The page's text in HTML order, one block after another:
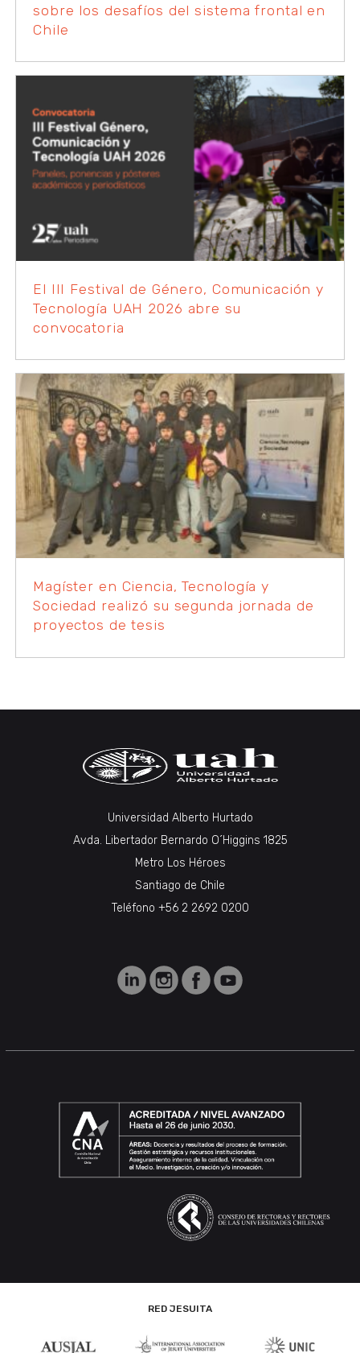
sobre los desafíos del sistema frontal en
Chile
El III Festival de Género, Comunicación y
Tecnología UAH 2026 abre su
convocatoria
Magíster en Ciencia, Tecnología y
Sociedad realizó su segunda jornada de
proyectos de tesis
Universidad Alberto Hurtado
Avda. Libertador Bernardo O´Higgins 1825
Metro Los Héroes
Santiago de Chile
Teléfono +56 2 2692 0200
RED JESUITA